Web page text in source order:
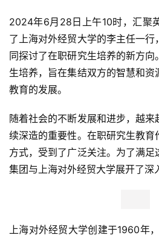
2024年6月28日上午10时，汇聚
了上海对外经贸大学的李主任一
同探讨了在职研究生培养的新方
生培养，旨在集结双方的智慧和
教育的发展。
随着社会的不断发展和进步，越
续深造的重要性。在职研究生教育
方式，受到了广泛关注。为了满
集团与上海对外经贸大学展开了深
上海对外经贸大学创建于1960年